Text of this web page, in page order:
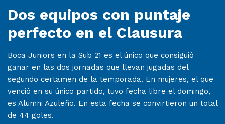
Dos equipos con puntaje
perfecto en el Clausura
Boca Juniors en la Sub 21 es el único que consiguió
ganar en las dos jornadas que llevan jugadas del
segundo certamen de la temporada. En mujeres, el que
venció en su único partido, tuvo fecha libre el domingo,
es Alumni Azuleño. En esta fecha se convirtieron un total
de 44 goles.